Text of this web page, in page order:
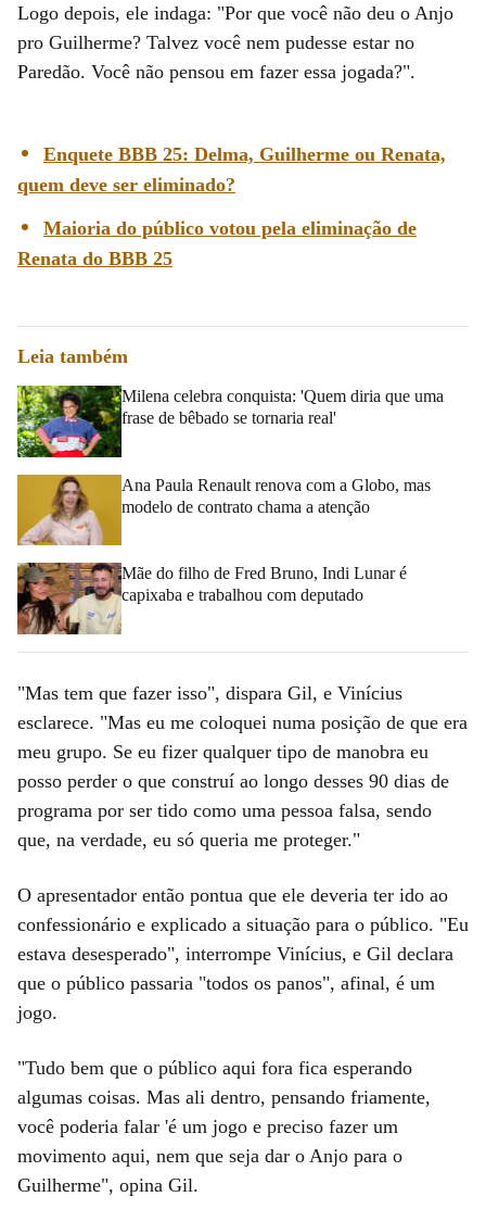
Logo depois, ele indaga: "Por que você não deu o Anjo
pro Guilherme? Talvez você nem pudesse estar no
Paredão. Você não pensou em fazer essa jogada?".
Enquete BBB 25: Delma, Guilherme ou Renata,
quem deve ser eliminado?
Maioria do público votou pela eliminação de
Renata do BBB 25
Leia também
Milena celebra conquista: 'Quem diria que uma
frase de bêbado se tornaria real'
Ana Paula Renault renova com a Globo, mas
modelo de contrato chama a atenção
Mãe do filho de Fred Bruno, Indi Lunar é
capixaba e trabalhou com deputado
"Mas tem que fazer isso", dispara Gil, e Vinícius
esclarece. "Mas eu me coloquei numa posição de que era
meu grupo. Se eu fizer qualquer tipo de manobra eu
posso perder o que construí ao longo desses 90 dias de
programa por ser tido como uma pessoa falsa, sendo
que, na verdade, eu só queria me proteger."
O apresentador então pontua que ele deveria ter ido ao
confessionário e explicado a situação para o público. "Eu
estava desesperado", interrompe Vinícius, e Gil declara
que o público passaria "todos os panos", afinal, é um
jogo.
"Tudo bem que o público aqui fora fica esperando
algumas coisas. Mas ali dentro, pensando friamente,
você poderia falar 'é um jogo e preciso fazer um
movimento aqui, nem que seja dar o Anjo para o
Guilherme", opina Gil.